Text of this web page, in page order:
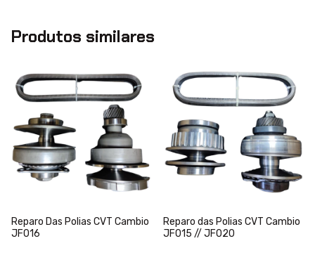
Produtos similares
Reparo Das Polias CVT Cambio
JF016
Reparo das Polias CVT Cambio
JF015 // JF020